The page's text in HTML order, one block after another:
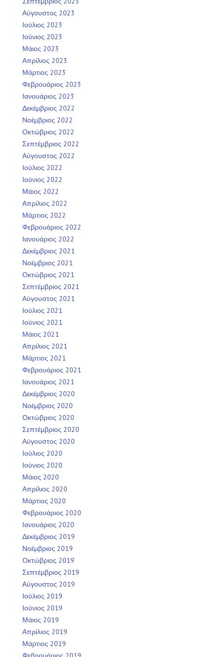
Αύγουστος 2023
Ιούλιος 2023
Ιούνιος 2023
Μάιος 2023
Απρίλιος 2023
Μάρτιος 2023
Φεβρουάριος 2023
Ιανουάριος 2023
Δεκέμβριος 2022
Νοέμβριος 2022
Οκτώβριος 2022
Σεπτέμβριος 2022
Αύγουστος 2022
Ιούλιος 2022
Ιούνιος 2022
Μάιος 2022
Απρίλιος 2022
Μάρτιος 2022
Φεβρουάριος 2022
Ιανουάριος 2022
Δεκέμβριος 2021
Νοέμβριος 2021
Οκτώβριος 2021
Σεπτέμβριος 2021
Αύγουστος 2021
Ιούλιος 2021
Ιούνιος 2021
Μάιος 2021
Απρίλιος 2021
Μάρτιος 2021
Φεβρουάριος 2021
Ιανουάριος 2021
Δεκέμβριος 2020
Νοέμβριος 2020
Οκτώβριος 2020
Σεπτέμβριος 2020
Αύγουστος 2020
Ιούλιος 2020
Ιούνιος 2020
Μάιος 2020
Απρίλιος 2020
Μάρτιος 2020
Φεβρουάριος 2020
Ιανουάριος 2020
Δεκέμβριος 2019
Νοέμβριος 2019
Οκτώβριος 2019
Σεπτέμβριος 2019
Αύγουστος 2019
Ιούλιος 2019
Ιούνιος 2019
Μάιος 2019
Απρίλιος 2019
Μάρτιος 2019